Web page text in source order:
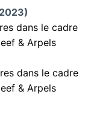
dans le cadre
& Arpels
dans le cadre
& Arpels